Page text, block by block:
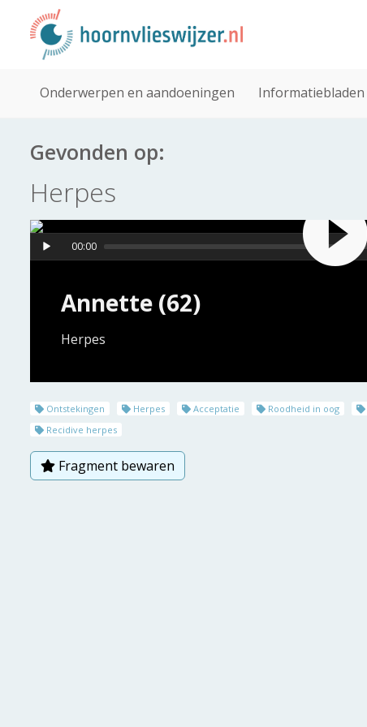
Onderwerpen en aandoeningen Informatiebladen
Gevonden op:
Herpes
Annette (62)
Herpes
00:00
Ontstekingen Herpes Acceptatie Roodheid in oog
Recidive herpes
Fragment bewaren